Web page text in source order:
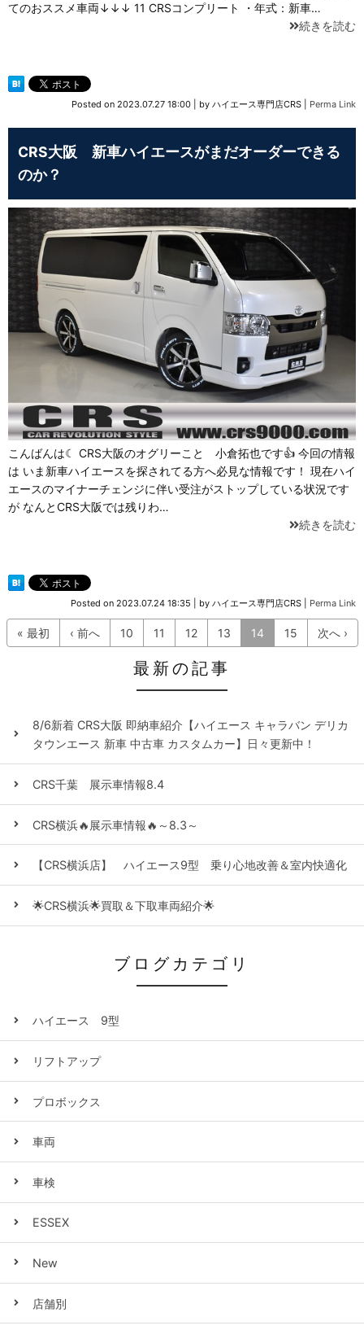
てのおススメ車両↓↓↓ 11 CRSコンプリート ・年式：新車…
続きを読む
Posted on 2023.07.27 18:00 by ハイエース専門店CRS Perma Link
CRS大阪 新車ハイエースがまだオーダーできる
のか？
こんばんは☾ CRS大阪のオグリーこと 小倉拓也です👍 今回の情報
は いま新車ハイエースを探されてる方へ必見な情報です！ 現在ハイ
エースのマイナーチェンジに伴い受注がストップしている状況です
が なんとCRS大阪では残りわ…
続きを読む
Posted on 2023.07.24 18:35 by ハイエース専門店CRS Perma Link
« 最初 ‹ 前へ 10 11 12 13 14 15 次へ ›
最新の記事
8/6新着 CRS大阪 即納車紹介【ハイエース キャラバン デリカ
タウンエース 新車 中古車 カスタムカー】日々更新中！
CRS千葉 展示車情報8.4
CRS横浜🔥展示車情報🔥～8.3～
【CRS横浜店】 ハイエース9型 乗り心地改善＆室内快適化
🌟CRS横浜🌟買取＆下取車両紹介🌟
ブログカテゴリ
ハイエース 9型
リフトアップ
プロボックス
車両
車検
ESSEX
New
店舗別